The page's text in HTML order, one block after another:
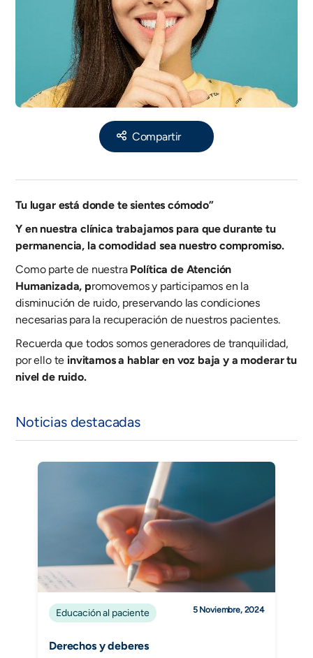
Tu lugar está donde te sientes cómodo”
Y en nuestra clínica trabajamos para que durante tu
permanencia, la comodidad sea nuestro compromiso.
Como parte de nuestra Política de Atención
Humanizada, promovemos y participamos en la
disminución de ruido, preservando las condiciones
necesarias para la recuperación de nuestros pacientes.
Recuerda que todos somos generadores de tranquilidad,
por ello te invitamos a hablar en voz baja y a moderar tu
nivel de ruido.
Noticias destacadas
Educación al paciente 5 Noviembre, 2024
Derechos y deberes